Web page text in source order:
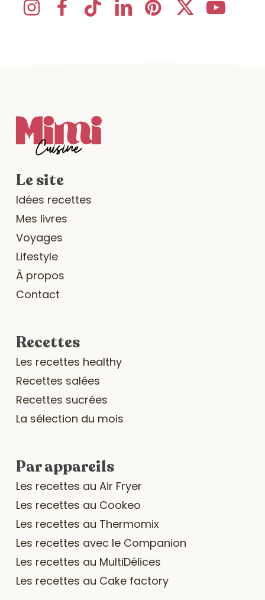
Le site
Idées recettes
Mes livres
Voyages
Lifestyle
À propos
Contact
Recettes
Les recettes healthy
Recettes salées
Recettes sucrées
La sélection du mois
Par appareils
Les recettes au Air Fryer
Les recettes au Cookeo
Les recettes au Thermomix
Les recettes avec le Companion
Les recettes au MultiDélices
Les recettes au Cake factory